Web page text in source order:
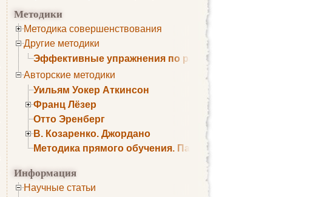
Методики
Методика совершенствования
Другие методики
Эффективные упражнения по развитию памяти
Авторские методики
Уильям Уокер Аткинсон
Франц Лёзер
Отто Эренберг
В. Козаренко. Джордано
Методика прямого обучения. Пауль Шелли
Информация
Научные статьи